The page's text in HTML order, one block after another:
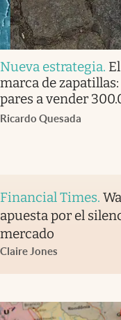
Nueva estrategia.
marca de
pares a vender
Ricardo Quesada
Financial Times.
apuesta por el
mercado
Claire Jones